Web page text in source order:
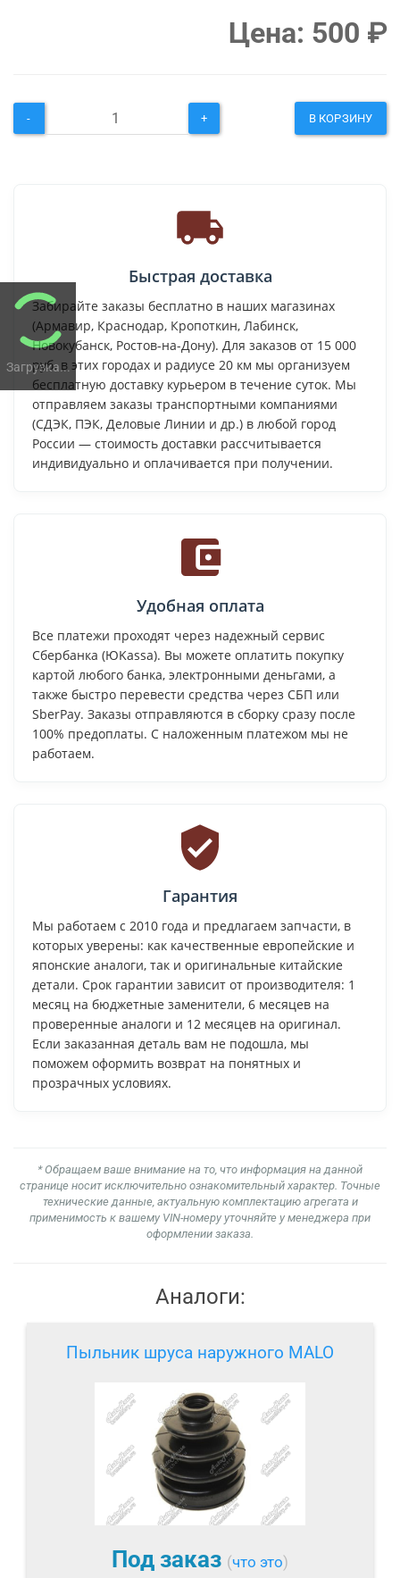
Загрузка...
Цена: 500 ₽
- + В КОРЗИНУ
Быстрая доставка
Забирайте заказы бесплатно в наших магазинах
(Армавир, Краснодар, Кропоткин, Лабинск,
Новокубанск, Ростов-на-Дону). Для заказов от 15 000
руб. в этих городах и радиусе 20 км мы организуем
бесплатную доставку курьером в течение суток. Мы
отправляем заказы транспортными компаниями
(СДЭК, ПЭК, Деловые Линии и др.) в любой город
России — стоимость доставки рассчитывается
индивидуально и оплачивается при получении.
Удобная оплата
Все платежи проходят через надежный сервис
Сбербанка (ЮKassa). Вы можете оплатить покупку
картой любого банка, электронными деньгами, а
также быстро перевести средства через СБП или
SberPay. Заказы отправляются в сборку сразу после
100% предоплаты. С наложенным платежом мы не
работаем.
Гарантия
Мы работаем с 2010 года и предлагаем запчасти, в
которых уверены: как качественные европейские и
японские аналоги, так и оригинальные китайские
детали. Срок гарантии зависит от производителя: 1
месяц на бюджетные заменители, 6 месяцев на
проверенные аналоги и 12 месяцев на оригинал.
Если заказанная деталь вам не подошла, мы
поможем оформить возврат на понятных и
прозрачных условиях.
* Обращаем ваше внимание на то, что информация на данной
странице носит исключительно ознакомительный характер. Точные
технические данные, актуальную комплектацию агрегата и
применимость к вашему VIN-номеру уточняйте у менеджера при
оформлении заказа.
Аналоги:
Пыльник шруса наружного MALO
Под заказ (что это)